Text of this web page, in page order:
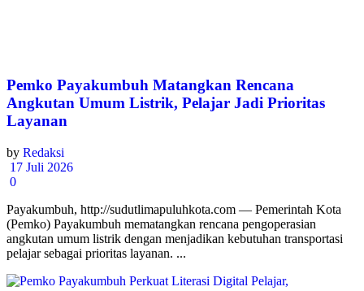
Pemko Payakumbuh Matangkan Rencana
Angkutan Umum Listrik, Pelajar Jadi Prioritas
Layanan
by Redaksi
17 Juli 2026
0
Payakumbuh, http://sudutlimapuluhkota.com — Pemerintah Kota
(Pemko) Payakumbuh mematangkan rencana pengoperasian
angkutan umum listrik dengan menjadikan kebutuhan transportasi
pelajar sebagai prioritas layanan. ...